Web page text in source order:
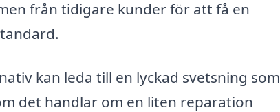
från tidigare kunder för att få en
kan leda till en lyckad svetsning som
det handlar om en liten reparation